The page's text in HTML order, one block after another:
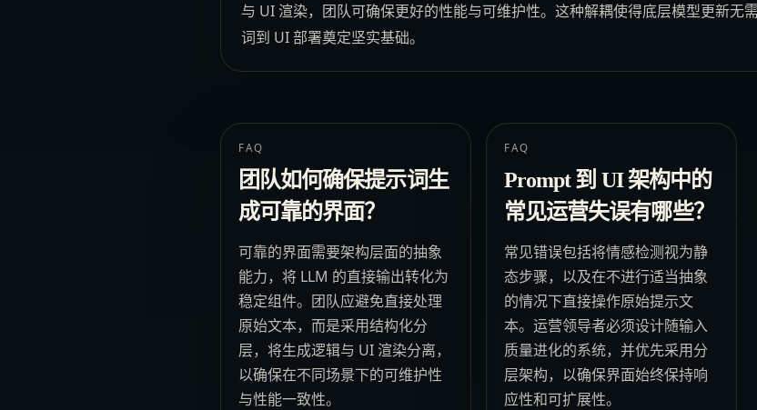
与 UI 渲染，团队可确保更好的性能与可维护性。这种解耦使得底层模型更新无
词到 UI 部署奠定坚实基础。
FAQ
团队如何确保提示词生
成可靠的界面？
可靠的界面需要架构层面的抽象
能力，将 LLM 的直接输出转化为
稳定组件。团队应避免直接处理
原始文本，而是采用结构化分
层，将生成逻辑与 UI 渲染分离，
以确保在不同场景下的可维护性
与性能一致性。
FAQ
Prompt 到 UI 架构中的
常见运营失误有哪些？
常见错误包括将情感检测视为静
态步骤，以及在不进行适当抽象
的情况下直接操作原始提示文
本。运营领导者必须设计随输入
质量进化的系统，并优先采用分
层架构，以确保界面始终保持响
应性和可扩展性。